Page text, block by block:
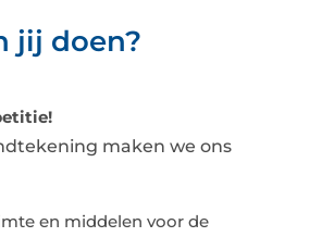
jij doen?
maken we ons
en middelen voor de